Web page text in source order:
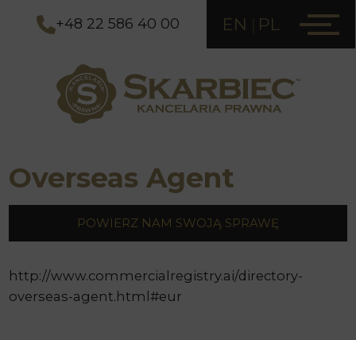
+48 22 586 40 00 EN PL
Overseas Agent
POWIERZ NAM SWOJĄ SPRAWĘ
http://www.commercialregistry.ai/directory-
overseas-agent.html#eur